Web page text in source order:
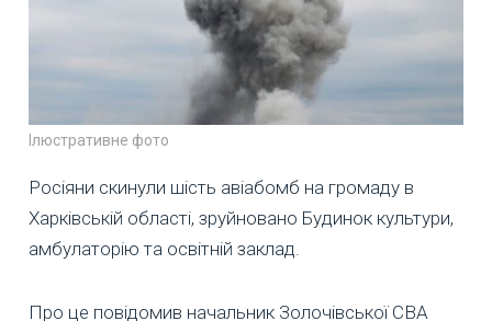
Ілюстративне фото
Росіяни скинули шість авіабомб на громаду в
Харківській області, зруйновано Будинок культури,
амбулаторію та освітній заклад.
Про це повідомив начальник Золочівської СВА